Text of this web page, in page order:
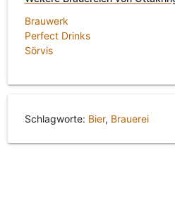
Brauwerk
Perfect Drinks
Sörvis
Schlagworte: Bier, Brauerei